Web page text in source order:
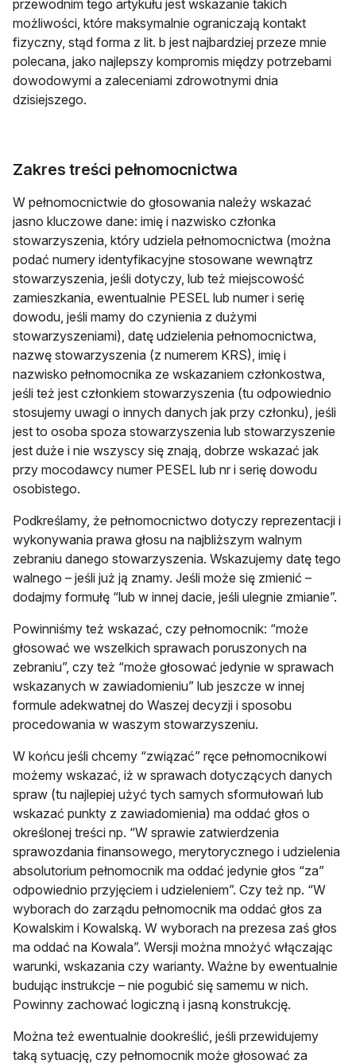
przewodnim tego artykułu jest wskazanie takich
możliwości, które maksymalnie ograniczają kontakt
fizyczny, stąd forma z lit. b jest najbardziej przeze mnie
polecana, jako najlepszy kompromis między potrzebami
dowodowymi a zaleceniami zdrowotnymi dnia
dzisiejszego.
Zakres treści pełnomocnictwa
W pełnomocnictwie do głosowania należy wskazać
jasno kluczowe dane: imię i nazwisko członka
stowarzyszenia, który udziela pełnomocnictwa (można
podać numery identyfikacyjne stosowane wewnątrz
stowarzyszenia, jeśli dotyczy, lub też miejscowość
zamieszkania, ewentualnie PESEL lub numer i serię
dowodu, jeśli mamy do czynienia z dużymi
stowarzyszeniami), datę udzielenia pełnomocnictwa,
nazwę stowarzyszenia (z numerem KRS), imię i
nazwisko pełnomocnika ze wskazaniem członkostwa,
jeśli też jest członkiem stowarzyszenia (tu odpowiednio
stosujemy uwagi o innych danych jak przy członku), jeśli
jest to osoba spoza stowarzyszenia lub stowarzyszenie
jest duże i nie wszyscy się znają, dobrze wskazać jak
przy mocodawcy numer PESEL lub nr i serię dowodu
osobistego.
Podkreślamy, że pełnomocnictwo dotyczy reprezentacji i
wykonywania prawa głosu na najbliższym walnym
zebraniu danego stowarzyszenia. Wskazujemy datę tego
walnego – jeśli już ją znamy. Jeśli może się zmienić –
dodajmy formułę “lub w innej dacie, jeśli ulegnie zmianie”.
Powinniśmy też wskazać, czy pełnomocnik: “może
głosować we wszelkich sprawach poruszonych na
zebraniu”, czy też “może głosować jedynie w sprawach
wskazanych w zawiadomieniu” lub jeszcze w innej
formule adekwatnej do Waszej decyzji i sposobu
procedowania w waszym stowarzyszeniu.
W końcu jeśli chcemy “związać” ręce pełnomocnikowi
możemy wskazać, iż w sprawach dotyczących danych
spraw (tu najlepiej użyć tych samych sformułowań lub
wskazać punkty z zawiadomienia) ma oddać głos o
określonej treści np. “W sprawie zatwierdzenia
sprawozdania finansowego, merytorycznego i udzielenia
absolutorium pełnomocnik ma oddać jedynie głos “za”
odpowiednio przyjęciem i udzieleniem”. Czy też np. “W
wyborach do zarządu pełnomocnik ma oddać głos za
Kowalskim i Kowalską. W wyborach na prezesa zaś głos
ma oddać na Kowala”. Wersji można mnożyć włączając
warunki, wskazania czy warianty. Ważne by ewentualnie
budując instrukcje – nie pogubić się samemu w nich.
Powinny zachować logiczną i jasną konstrukcję.
Można też ewentualnie dookreślić, jeśli przewidujemy
taką sytuację, czy pełnomocnik może głosować za